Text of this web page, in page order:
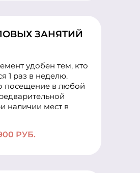
ЗАНЯТИЙ
удобен тем, кто
1 раз в неделю.
посещение в любой
наличии мест в
РУБ.